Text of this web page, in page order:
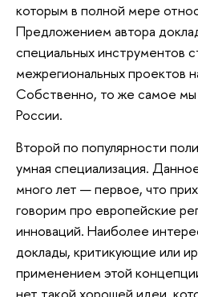
которым в полной мере
Предложением автора
специальных инструментов
межрегиональных проектов
Собственно, то же самое мы
России.
Второй по популярности
умная специализация.
много лет — первое, что
говорим про европейские
инноваций. Наиболее
доклады, критикующие или
применением этой
нет такой хорошей идеи,